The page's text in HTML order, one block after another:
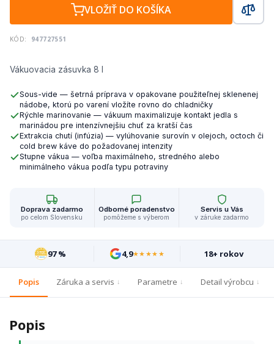
Vákuovacia zásuvka 8 l
Sous-vide — šetrná príprava v opakovane použiteľnej sklenenej
nádobe, ktorú po varení vložíte rovno do chladničky
Rýchle marinovanie — vákuum maximalizuje kontakt jedla s
marinádou pre intenzívnejšiu chuť za kratší čas
Extrakcia chutí (infúzia) — vylúhovanie surovín v olejoch, octoch či
cold brew káve do požadovanej intenzity
Stupne vákua — voľba maximálneho, stredného alebo
minimálneho vákua podľa typu potraviny
VLOŽIŤ DO KOŠÍKA
KÓD: 947727551
Doprava zadarmo
po celom Slovensku
Odborné poradenstvo
pomôžeme s výberom
Servis u Vás
v záruke zadarmo
97 % 4,9★★★★★ 18+ rokov
Popis Záruka a servis Parametre Detail výrobcu
Popis